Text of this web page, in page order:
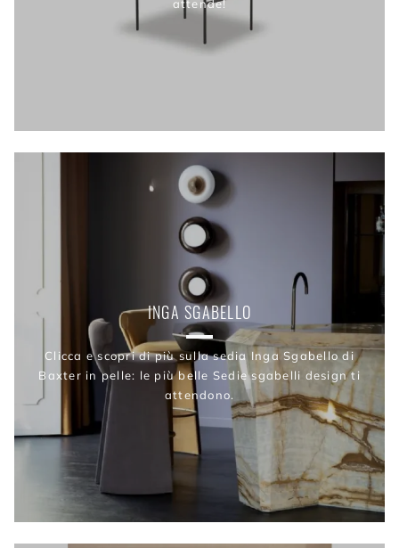
attende!
INGA SGABELLO
Clicca e scopri di più sulla sedia Inga Sgabello di
Baxter in pelle: le più belle Sedie sgabelli design ti
attendono.